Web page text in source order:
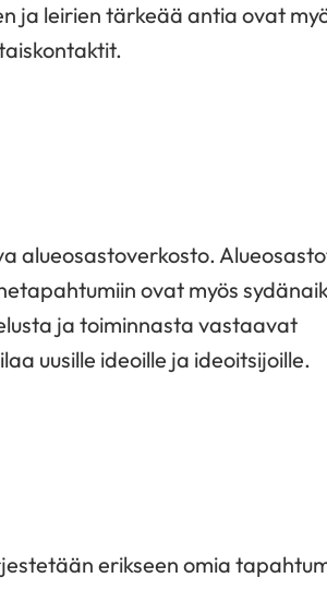
ja leirien tärkeää antia ovat
alueosastoverkosto.
ovat myös
ja toiminnasta vastaavat
uusille ideoille ja ideoitsijoille.
erikseen omia